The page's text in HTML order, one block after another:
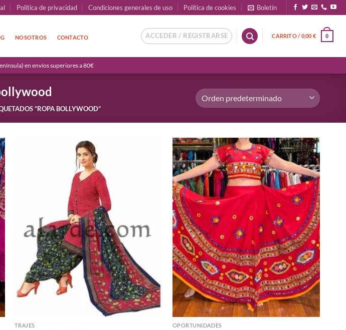
Política de privacidad Condiciones generales de uso Política de cookies Boletín
NOSOTROS CONTACTO ACCEDER / REGISTRARSE CARRITO /0,00 € 0
en envíos superiores a 80€
“ROPA BOLLYWOOD”
TRAJES
Añadir
a la
lista de
deseos
OPORTUNIDADES